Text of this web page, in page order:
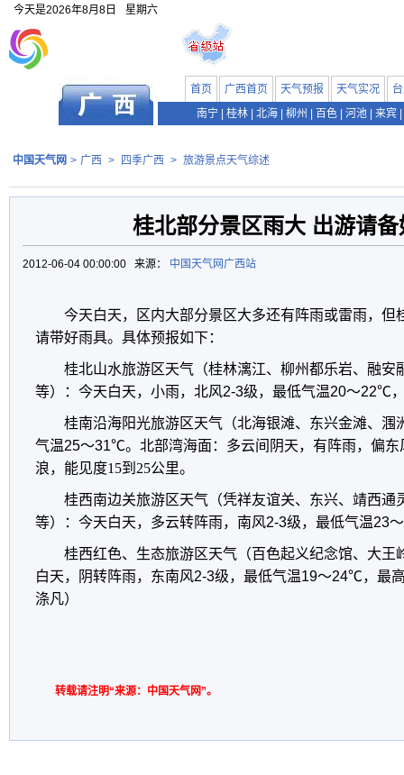
今天是2026年8月8日 星期六
首页 广西首页 天气预报 天气实况
南宁
桂林 北海 柳州 百色 河池 来宾
中国天气网 > 广西 > 四季广西 > 旅游景点天气综述
桂北部分景区雨大 出游请备
2012-06-04 00:00:00 来源： 中国天气网广西站
今天白天，区内大部分景区大多还有阵雨或雷雨，但
请带好雨具。具体预报如下：
桂北山水旅游区天气（桂林漓江、柳州都乐岩、融安
等）：今天白天，小雨，北风2-3级，最低气温20～22℃
桂南沿海阳光旅游区天气（北海银滩、东兴金滩、涠
气温25～31℃。 北部湾海面：多云间阴天，有阵雨，偏
浪，能见度15到25公里。
桂西南边关旅游区天气（凭祥友谊关、东兴、靖西通
等）：今天白天， 多云转阵雨，南风2-3级，最低气温23
桂西红色、生态旅游区天气（百色起义纪念馆、大王
白天，
阴转阵雨，东南风2-3级，最低气温19～24℃，最
涤凡）
转载请注明“来源：中国天气网”。